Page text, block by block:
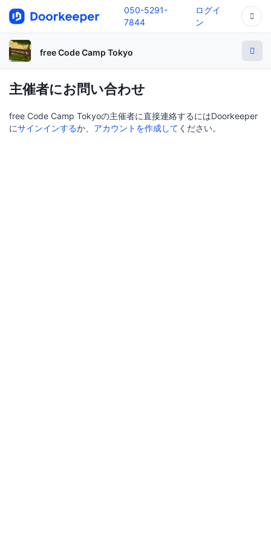
050-5291-
7844
ログイ
ン
free Code Camp Tokyo
主催者にお問い合わせ
free Code Camp Tokyoの主催者に直接連絡するにはDoorkeeper
にサインインするか、 アカウントを作成して ください。